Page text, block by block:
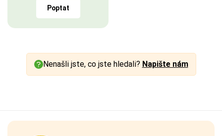
Poptat
Nenašli jste, co jste hledali? Napište nám